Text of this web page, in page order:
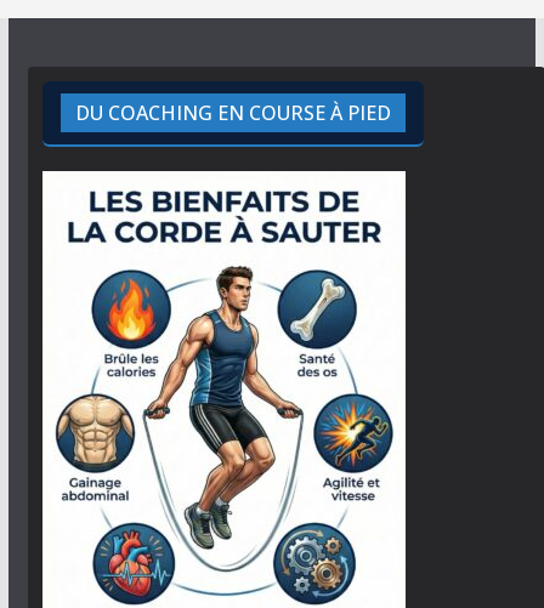
DU COACHING EN COURSE À PIED